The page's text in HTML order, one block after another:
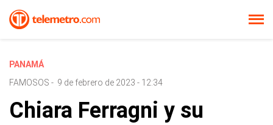
PANAMÁ
FAMOSOS - 9 de febrero de 2023 - 12:34
Chiara Ferragni y su